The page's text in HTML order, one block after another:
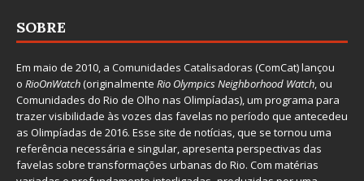
SOBRE
Em maio de 2010, a Comunidades Catalisadoras (ComCat) lançou
o RioOnWatch(originalmente Rio Olympics Neighborhood Watch, ou
Comunidades do Rio de Olho nas Olimpíadas), um programa para
trazer visibilidade às vozes das favelas no período que antecedeu
as Olimpíadas de 2016. Esse site de notícias, que se tornou uma
referência necessária e singular, apresenta perspectivas das
favelas sobre transformações urbanas do Rio. Com matérias